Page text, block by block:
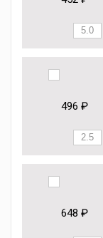
496 ₽
648 ₽